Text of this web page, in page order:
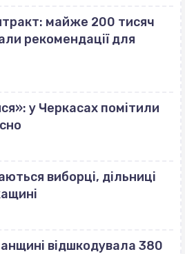
майже 200 тисяч
рекомендації для
у Черкасах помітили
виборці, дільниці
відшкодувала 380